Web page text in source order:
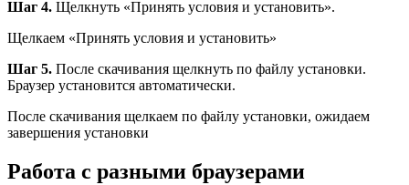
Шаг 4. Щелкнуть «Принять условия и установить».
Щелкаем «Принять условия и установить»
Шаг 5. После скачивания щелкнуть по файлу установки.
Браузер установится автоматически.
После скачивания щелкаем по файлу установки, ожидаем
завершения установки
Работа с разными браузерами